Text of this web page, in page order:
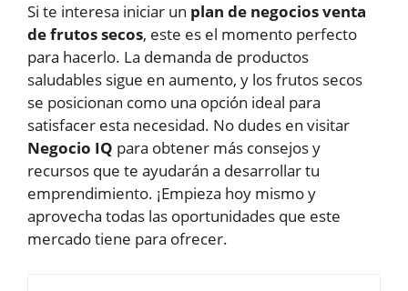
Si te interesa iniciar un plan de negocios venta
de frutos secos, este es el momento perfecto
para hacerlo. La demanda de productos
saludables sigue en aumento, y los frutos secos
se posicionan como una opción ideal para
satisfacer esta necesidad. No dudes en visitar
Negocio IQ para obtener más consejos y
recursos que te ayudarán a desarrollar tu
emprendimiento. ¡Empieza hoy mismo y
aprovecha todas las oportunidades que este
mercado tiene para ofrecer.